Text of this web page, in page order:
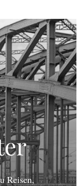
Reisen,